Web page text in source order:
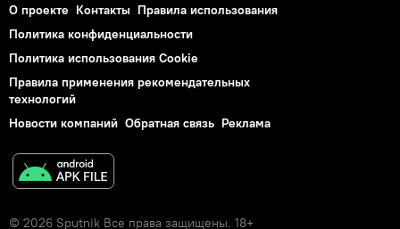
О проекте Контакты Правила использования
Политика конфиденциальности
Политика использования Cookie
Правила применения рекомендательных
технологий
Новости компаний Обратная связь Реклама
© 2026 Sputnik Все права защищены. 18+